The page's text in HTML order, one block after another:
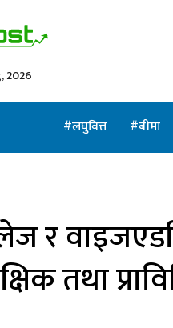
2026
लघुवित्त बीमा
र
तथा